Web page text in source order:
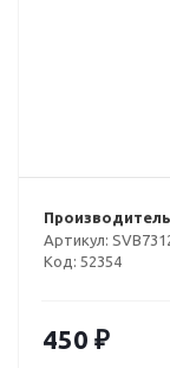
Артикул:
Код: 52354
450 ₽